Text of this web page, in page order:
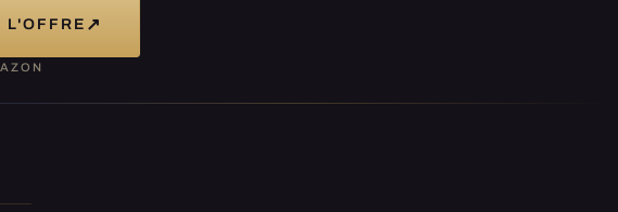
L'OFFRE ↗